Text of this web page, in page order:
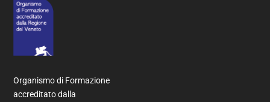
Organismo di Formazione
accreditato dalla